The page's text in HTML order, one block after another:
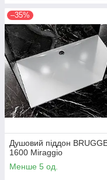
–35%
Душовий піддон
1600 Miraggio
Менше 5 од.